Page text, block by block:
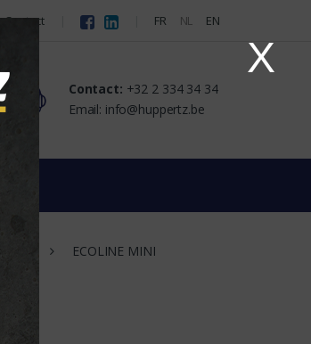
X
Contact FR NL EN
Contact: +32 2 334 34 34
Email: info@huppertz.be
ECOLINE MINI